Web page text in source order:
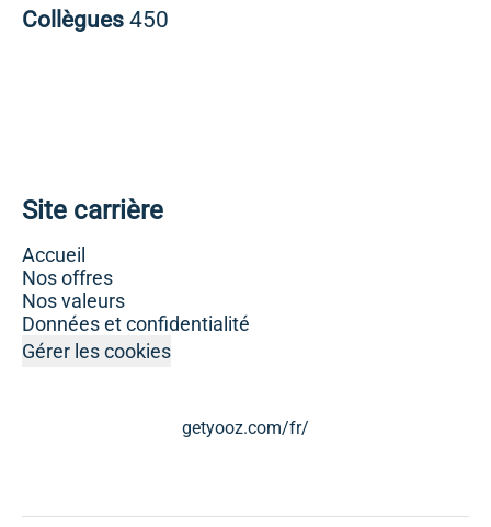
Collègues 450
Site carrière
Accueil
Nos offres
Nos valeurs
Données et confidentialité
Gérer les cookies
getyooz.com/fr/